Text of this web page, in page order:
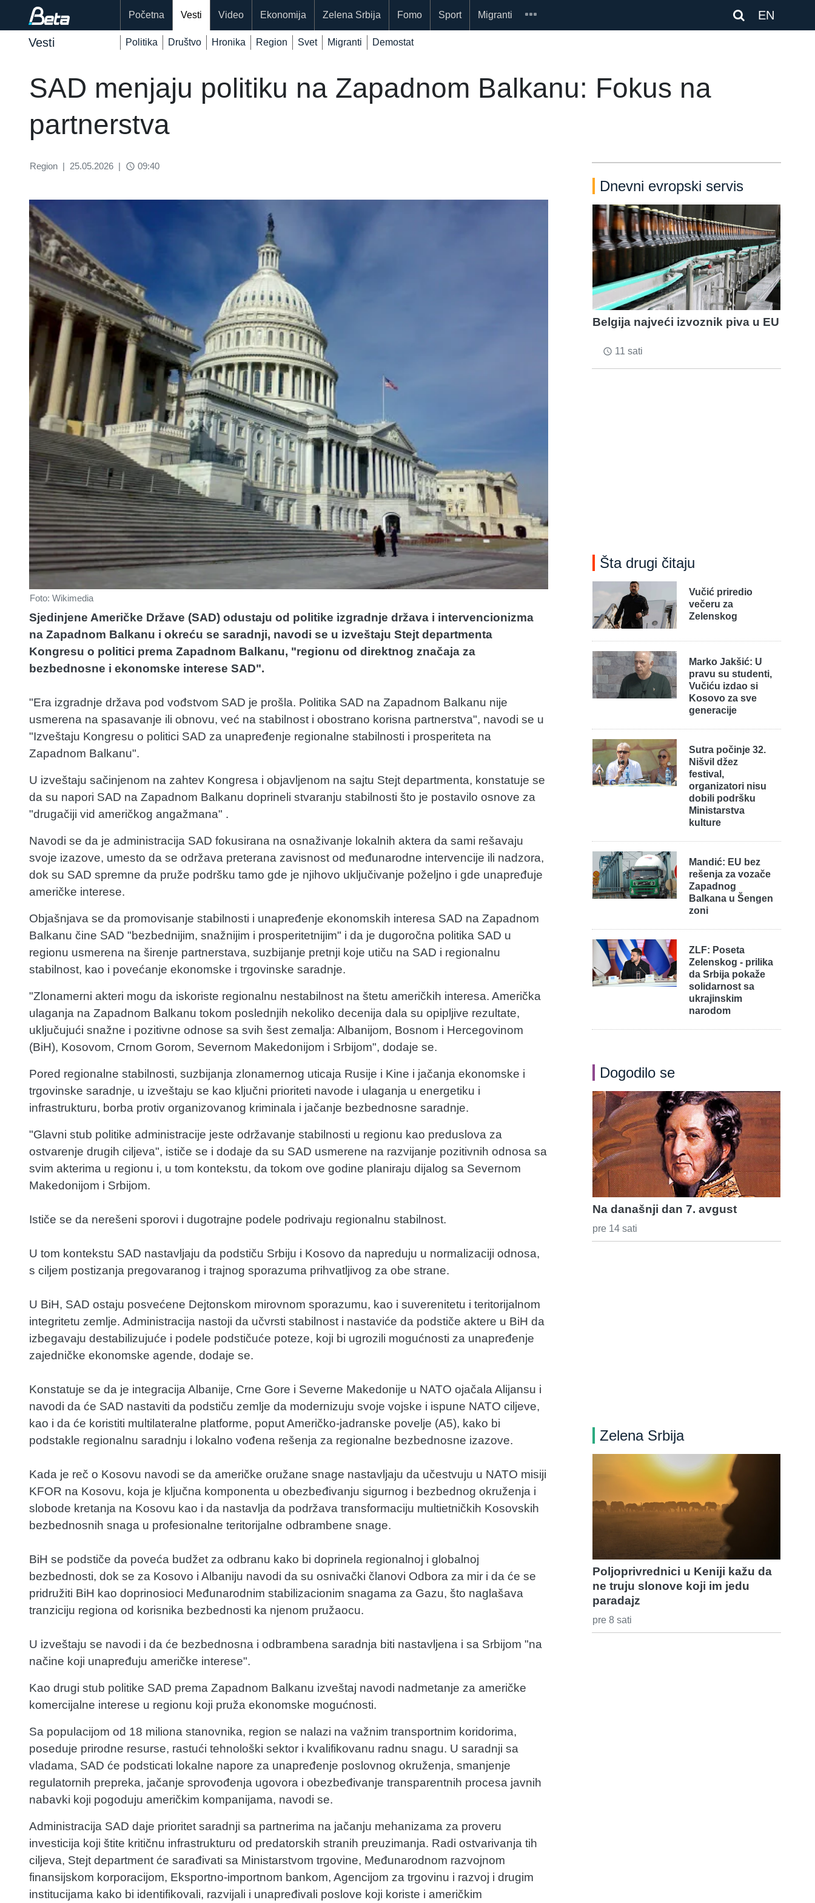
EN
Početna Vesti Video Ekonomija Zelena Srbija Fomo Sport Migranti
Vesti Politika Društvo Hronika Region Svet Migranti Demostat
SAD menjaju politiku na Zapadnom Balkanu: Fokus na
partnerstva
Region | 25.05.2026 | access_time 09:40
Foto: Wikimedia
Sjedinjene Američke Države (SAD) odustaju od politike izgradnje država i intervencionizma
na Zapadnom Balkanu i okreću se saradnji, navodi se u izveštaju Stejt departmenta
Kongresu o politici prema Zapadnom Balkanu, "regionu od direktnog značaja za
bezbednosne i ekonomske interese SAD".
"Era izgradnje država pod vođstvom SAD je prošla. Politika SAD na Zapadnom Balkanu nije
usmerena na spasavanje ili obnovu, već na stabilnost i obostrano korisna partnerstva", navodi se u
"Izveštaju Kongresu o politici SAD za unapređenje regionalne stabilnosti i prosperiteta na
Zapadnom Balkanu".
U izveštaju sačinjenom na zahtev Kongresa i objavljenom na sajtu Stejt departmenta, konstatuje se
da su napori SAD na Zapadnom Balkanu doprineli stvaranju stabilnosti što je postavilo osnove za
"drugačiji vid američkog angažmana" .
Navodi se da je administracija SAD fokusirana na osnaživanje lokalnih aktera da sami rešavaju
svoje izazove, umesto da se održava preterana zavisnost od međunarodne intervencije ili nadzora,
dok su SAD spremne da pruže podršku tamo gde je njihovo uključivanje poželjno i gde unapređuje
američke interese.
Objašnjava se da promovisanje stabilnosti i unapređenje ekonomskih interesa SAD na Zapadnom
Balkanu čine SAD "bezbednijim, snažnijim i prosperitetnijim" i da je dugoročna politika SAD u
regionu usmerena na širenje partnerstava, suzbijanje pretnji koje utiču na SAD i regionalnu
stabilnost, kao i povećanje ekonomske i trgovinske saradnje.
"Zlonamerni akteri mogu da iskoriste regionalnu nestabilnost na štetu američkih interesa. Američka
ulaganja na Zapadnom Balkanu tokom poslednjih nekoliko decenija dala su opipljive rezultate,
uključujući snažne i pozitivne odnose sa svih šest zemalja: Albanijom, Bosnom i Hercegovinom
(BiH), Kosovom, Crnom Gorom, Severnom Makedonijom i Srbijom", dodaje se.
Pored regionalne stabilnosti, suzbijanja zlonamernog uticaja Rusije i Kine i jačanja ekonomske i
trgovinske saradnje, u izveštaju se kao ključni prioriteti navode i ulaganja u energetiku i
infrastrukturu, borba protiv organizovanog kriminala i jačanje bezbednosne saradnje.
"Glavni stub politike administracije jeste održavanje stabilnosti u regionu kao preduslova za
ostvarenje drugih ciljeva", ističe se i dodaje da su SAD usmerene na razvijanje pozitivnih odnosa sa
svim akterima u regionu i, u tom kontekstu, da tokom ove godine planiraju dijalog sa Severnom
Makedonijom i Srbijom.
Ističe se da nerešeni sporovi i dugotrajne podele podrivaju regionalnu stabilnost.
U tom kontekstu SAD nastavljaju da podstiču Srbiju i Kosovo da napreduju u normalizaciji odnosa,
s ciljem postizanja pregovaranog i trajnog sporazuma prihvatljivog za obe strane.
U BiH, SAD ostaju posvećene Dejtonskom mirovnom sporazumu, kao i suverenitetu i teritorijalnom
integritetu zemlje. Administracija nastoji da učvrsti stabilnost i nastaviće da podstiče aktere u BiH da
izbegavaju destabilizujuće i podele podstičuće poteze, koji bi ugrozili mogućnosti za unapređenje
zajedničke ekonomske agende, dodaje se.
Konstatuje se da je integracija Albanije, Crne Gore i Severne Makedonije u NATO ojačala Alijansu i
navodi da će SAD nastaviti da podstiču zemlje da modernizuju svoje vojske i ispune NATO ciljeve,
kao i da će koristiti multilateralne platforme, poput Američko-jadranske povelje (A5), kako bi
podstakle regionalnu saradnju i lokalno vođena rešenja za regionalne bezbednosne izazove.
Kada je reč o Kosovu navodi se da američke oružane snage nastavljaju da učestvuju u NATO misiji
KFOR na Kosovu, koja je ključna komponenta u obezbeđivanju sigurnog i bezbednog okruženja i
slobode kretanja na Kosovu kao i da nastavlja da podržava transformaciju multietničkih Kosovskih
bezbednosnih snaga u profesionalne teritorijalne odbrambene snage.
BiH se podstiče da poveća budžet za odbranu kako bi doprinela regionalnoj i globalnoj
bezbednosti, dok se za Kosovo i Albaniju navodi da su osnivački članovi Odbora za mir i da će se
pridružiti BiH kao doprinosioci Međunarodnim stabilizacionim snagama za Gazu, što naglašava
tranziciju regiona od korisnika bezbednosti ka njenom pružaocu.
U izveštaju se navodi i da će bezbednosna i odbrambena saradnja biti nastavljena i sa Srbijom "na
načine koji unapređuju američke interese".
Kao drugi stub politike SAD prema Zapadnom Balkanu izveštaj navodi nadmetanje za američke
komercijalne interese u regionu koji pruža ekonomske mogućnosti.
Sa populacijom od 18 miliona stanovnika, region se nalazi na važnim transportnim koridorima,
poseduje prirodne resurse, rastući tehnološki sektor i kvalifikovanu radnu snagu. U saradnji sa
vladama, SAD će podsticati lokalne napore za unapređenje poslovnog okruženja, smanjenje
regulatornih prepreka, jačanje sprovođenja ugovora i obezbeđivanje transparentnih procesa javnih
nabavki koji pogoduju američkim kompanijama, navodi se.
Administracija SAD daje prioritet saradnji sa partnerima na jačanju mehanizama za proveru
investicija koji štite kritičnu infrastrukturu od predatorskih stranih preuzimanja. Radi ostvarivanja tih
ciljeva, Stejt department će sarađivati sa Ministarstvom trgovine, Međunarodnom razvojnom
finansijskom korporacijom, Eksportno-importnom bankom, Agencijom za trgovinu i razvoj i drugim
institucijama kako bi identifikovali, razvijali i unapređivali poslove koji koriste i američkim
Dnevni evropski servis
Belgija najveći izvoznik piva u EU
access_time 11 sati
Šta drugi čitaju
Vučić priredio
večeru za
Zelenskog
Marko Jakšić: U
pravu su studenti,
Vučiću izdao si
Kosovo za sve
generacije
Sutra počinje 32.
Nišvil džez
festival,
organizatori nisu
dobili podršku
Ministarstva
kulture
Mandić: EU bez
rešenja za vozače
Zapadnog
Balkana u Šengen
zoni
ZLF: Poseta
Zelenskog - prilika
da Srbija pokaže
solidarnost sa
ukrajinskim
narodom
Dogodilo se
Na današnji dan 7. avgust
pre 14 sati
Zelena Srbija
Poljoprivrednici u Keniji kažu da
ne truju slonove koji im jedu
paradajz
pre 8 sati